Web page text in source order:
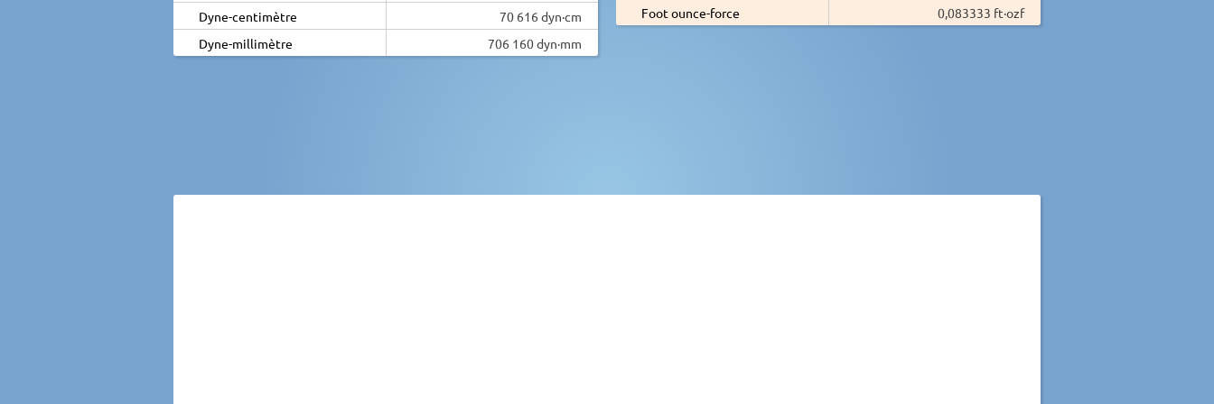
Dyne-centimètre
70 616 dyn·cm
Dyne-millimètre
706 160 dyn·mm
Foot ounce-force 0,083333 ft·ozf